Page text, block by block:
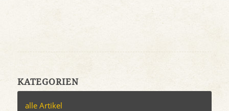
KATEGORIEN
alle Artikel